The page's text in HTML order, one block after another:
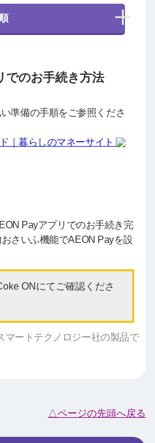
でのお手続き方法
準備の手順をご参照くださ
｜暮らしのマネーサイト
Payアプリでのお手続き完
さいふ機能でAEON Payを設
ONにてご確認くださ
マートテクノロジー社の製品で
△ページの先頭へ戻る